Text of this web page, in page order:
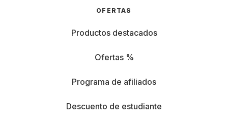
OFERTAS
Productos destacados
Ofertas %
Programa de afiliados
Descuento de estudiante